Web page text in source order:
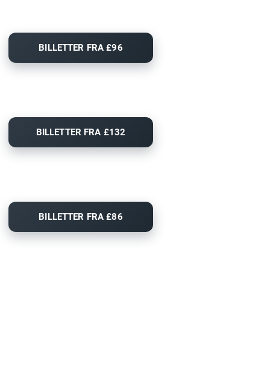
BILLETTER FRA £96
BILLETTER FRA £132
BILLETTER FRA £86